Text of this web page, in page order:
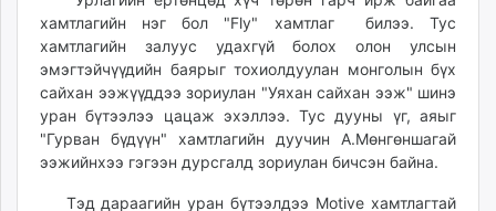
ikon.mn
mnb.mn
Livetv.mn
Eguur.mn
24tsag.mn
shuud.mn
хамтлагийн нэг бол "Fly" хамтлаг билээ. Тус
хамтлагийн залуус удахгүй болох олон улсын
эмэгтэйчүүдийн баярыг тохиолдуулан монголын бүх
сайхан ээжүүддээ зориулан "Уяхан сайхан ээж" шинэ
уран бүтээлээ цацаж эхэллээ. Тус дууны үг, аяыг
"Гурван бүдүүн" хамтлагийн дуучин А.Мөнгөншагай
ээжийнхээ гэгээн дурсгалд зориулан бичсэн байна.
Тэд дараагийн уран бүтээлдээ Motive хамтлагтай